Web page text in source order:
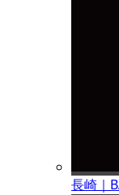
長崎｜